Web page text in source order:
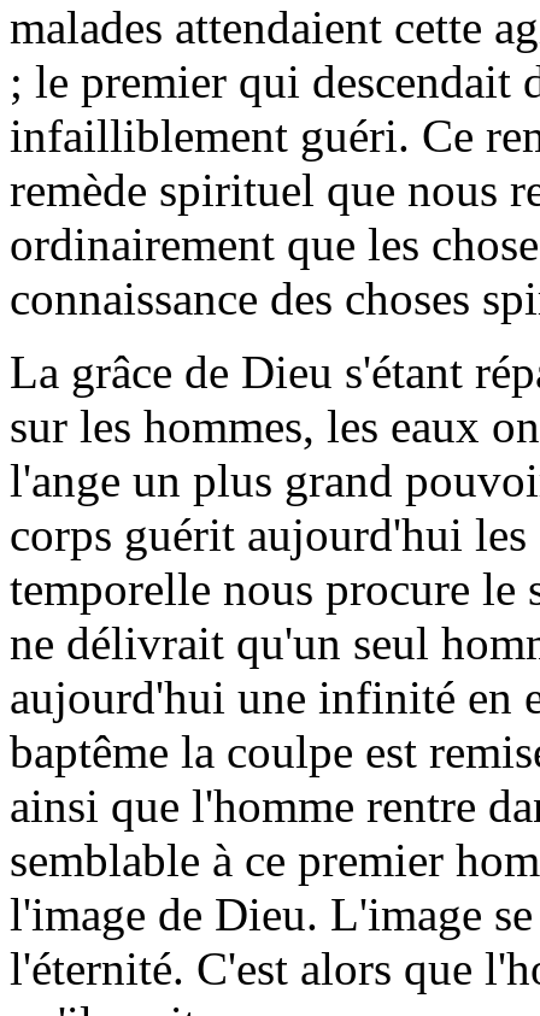
malades attendaient cette
; le premier qui descendait
infailliblement guéri. Ce
remède spirituel que nous
ordinairement que les
connaissance des choses
La grâce de Dieu s'étant
sur les hommes, les eaux
l'ange un plus grand
corps guérit aujourd'hui les
temporelle nous procure le
ne délivrait qu'un seul
aujourd'hui une infinité en
baptême la coulpe est
ainsi que l'homme rentre
semblable à ce premier
l'image de Dieu. L'image
l'éternité. C'est alors que